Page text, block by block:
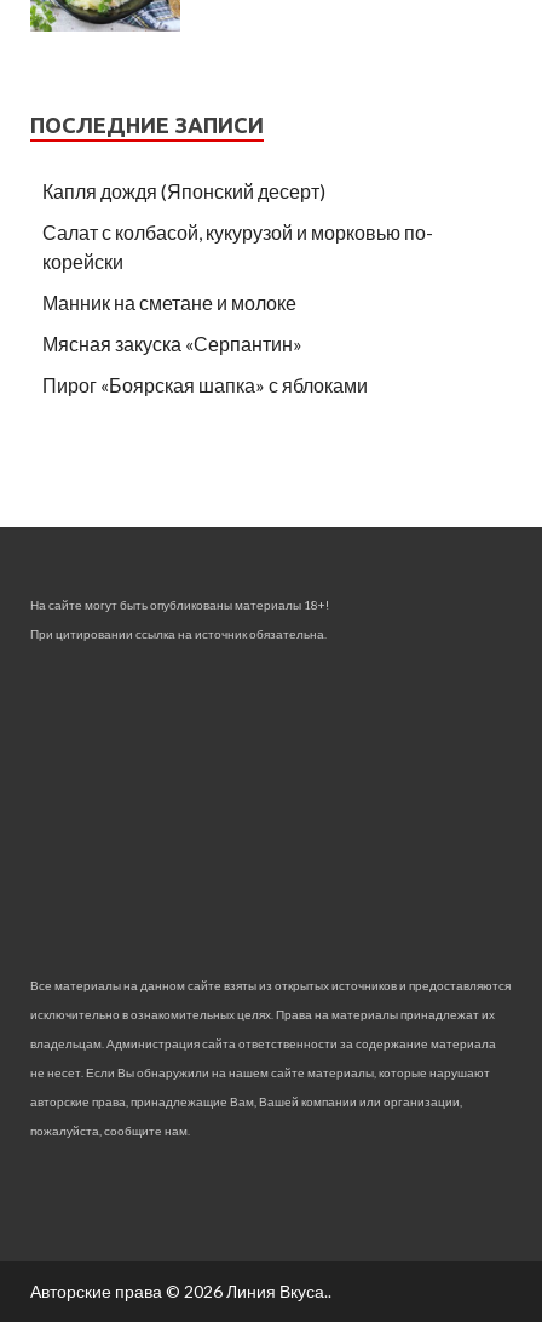
ПОСЛЕДНИЕ ЗАПИСИ
Капля дождя (Японский десерт)
Салат с колбасой, кукурузой и морковью по-
корейски
Манник на сметане и молоке
Мясная закуска «Серпантин»
Пирог «Боярская шапка» с яблоками
На сайте могут быть опубликованы материалы 18+!
При цитировании ссылка на источник обязательна.
Все материалы на данном сайте взяты из открытых источников и предоставляются
исключительно в ознакомительных целях. Права на материалы принадлежат их
владельцам. Администрация сайта ответственности за содержание материала
не несет. Если Вы обнаружили на нашем сайте материалы, которые нарушают
авторские права, принадлежащие Вам, Вашей компании или организации,
пожалуйста, сообщите нам.
Авторские права © 2026Линия Вкуса..